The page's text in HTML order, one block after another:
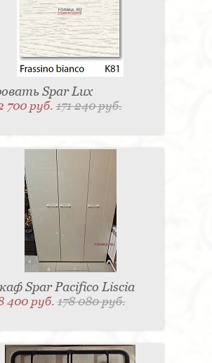
Панель настенная для TV - 4
Кассетница - 3 Держатель для
бумаги - 3Поднос - 3
- 3Мыльница - 3Раковина - 3
Кухня - 2Стиральная машина - 2
столик - 2Тумба - 2
штор - 2
Газетница - 2
Полотенцесушитель - 2
2Игрушка - 1Игрушка - 1
- 1
Морозильная камера - 1
система - 1
Игрушка - 1 Игрушка - 1
Держатель для одежды - 1
- 1
Ширма - 1
печь - 1 Кондиционер - 1
- 1
Буфет - 1
Игрушка - 1
Игрушка - 1
Игрушка - 1
Игрушка - 1
посуды - 1
Игрушка - 1
Spar Lux
700 руб.171 240 руб.
Spar Pacifico Liscia
400 руб.178 080 руб.